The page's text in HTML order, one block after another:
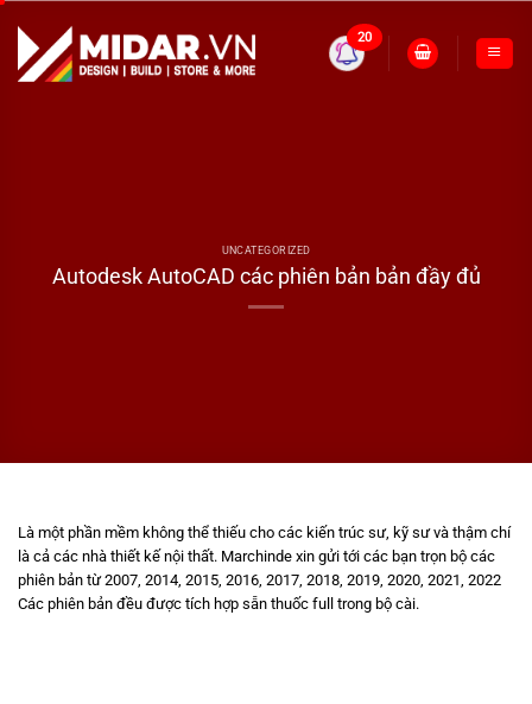
Skip
content
20
UNCATEGORIZED
Autodesk AutoCAD các phiên bản bản đầy đủ
Là một phần mềm không thể thiếu cho các kiến trúc sư, kỹ sư và thậm chí
là cả các nhà thiết kế nội thất. Marchinde xin gửi tới các bạn trọn bộ các
phiên bản từ 2007, 2014, 2015, 2016, 2017, 2018, 2019, 2020, 2021, 2022
Các phiên bản đều được tích hợp sẵn thuốc full trong bộ cài.